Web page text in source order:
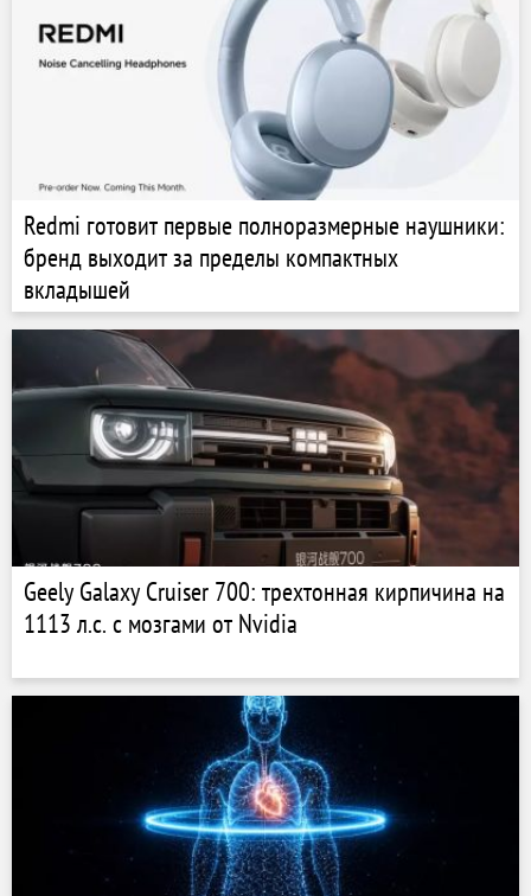
Redmi готовит первые полноразмерные наушники:
бренд выходит за пределы компактных
вкладышей
Geely Galaxy Cruiser 700: трехтонная кирпичина на
1113 л.с. с мозгами от Nvidia